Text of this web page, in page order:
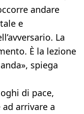
andare
e
La
È la lezione
spiega
di pace,
arrivare a